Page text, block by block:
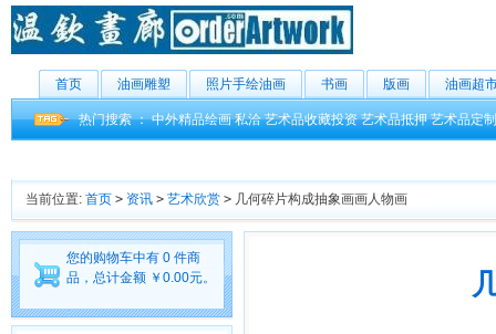
首页 油画雕塑 照片手绘油画 书画 版画 油画超
热门搜索 ：中外精品绘画 私洽 艺术品收藏投资 艺术品抵押 艺术品定制
当前位置: 首页 > 资讯 > 艺术欣赏 > 几何碎片构成抽象画画人物画
您的购物车中有 0 件商
品，总计金额 ￥0.00元。